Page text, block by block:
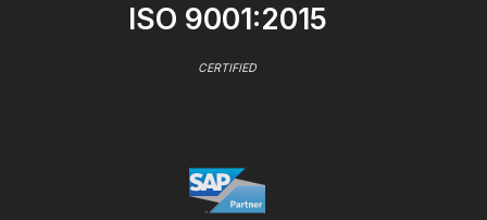
ISO 9001:2015
CERTIFIED